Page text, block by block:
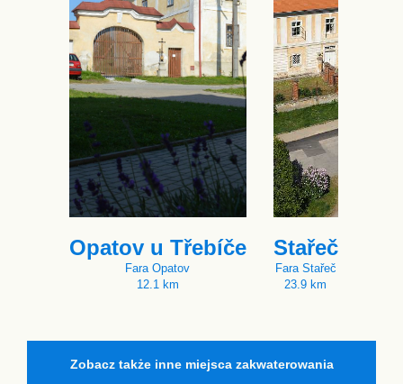
Opatov u Třebíče
Fara Opatov
12.1 km
Stařeč
Fara Stařeč
23.9 km
Zobacz także inne miejsca zakwaterowania